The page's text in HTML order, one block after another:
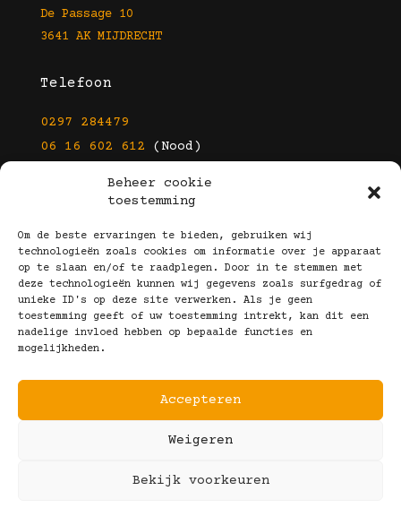
Beheer cookie
toestemming
Om de beste ervaringen te bieden, gebruiken wij
technologieën zoals cookies om informatie over je apparaat
op te slaan en/of te raadplegen. Door in te stemmen met
deze technologieën kunnen wij gegevens zoals surfgedrag of
unieke ID's op deze site verwerken. Als je geen
toestemming geeft of uw toestemming intrekt, kan dit een
nadelige invloed hebben op bepaalde functies en
mogelijkheden.
Accepteren
Weigeren
Bekijk voorkeuren
De Passage 10
3641 AK MIJDRECHT
Telefoon
0297 284479
06 16 602 612 (Nood)
info@kootbrillen.nl
Volg Ons!
Copyright © 2025 Koot Brillen
Algemene Voorwaarden